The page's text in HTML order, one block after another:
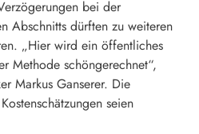
bei der
Abschnitts dürften zu weiteren
„Hier wird ein öffentliches
Methode schöngerechnet“,
Markus Ganserer. Die
seien